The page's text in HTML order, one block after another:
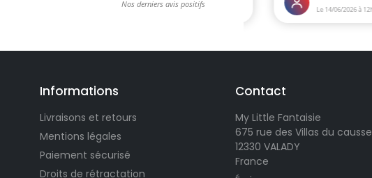
Informations
Livraisons et retours
Mentions légales
Paiement sécurisé
Droits de rétractation
Contact
My Little Fantaisie
675 rue des Villas du causse
12330 VALADY
France